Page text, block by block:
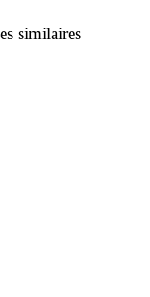
similaires